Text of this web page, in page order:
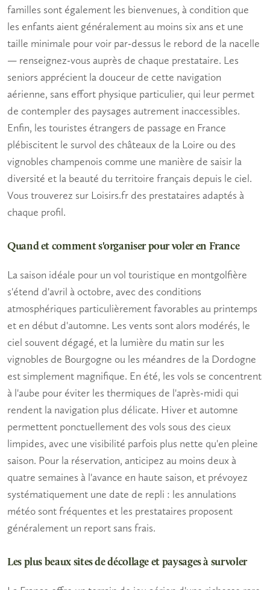
familles sont également les bienvenues, à condition que
les enfants aient généralement au moins six ans et une
taille minimale pour voir par-dessus le rebord de la nacelle
— renseignez-vous auprès de chaque prestataire. Les
seniors apprécient la douceur de cette navigation
aérienne, sans effort physique particulier, qui leur permet
de contempler des paysages autrement inaccessibles.
Enfin, les touristes étrangers de passage en France
plébiscitent le survol des châteaux de la Loire ou des
vignobles champenois comme une manière de saisir la
diversité et la beauté du territoire français depuis le ciel.
Vous trouverez sur Loisirs.fr des prestataires adaptés à
chaque profil.
Quand et comment s'organiser pour voler en France
La saison idéale pour un vol touristique en montgolfière
s'étend d'avril à octobre, avec des conditions
atmosphériques particulièrement favorables au printemps
et en début d'automne. Les vents sont alors modérés, le
ciel souvent dégagé, et la lumière du matin sur les
vignobles de Bourgogne ou les méandres de la Dordogne
est simplement magnifique. En été, les vols se concentrent
à l'aube pour éviter les thermiques de l'après-midi qui
rendent la navigation plus délicate. Hiver et automne
permettent ponctuellement des vols sous des cieux
limpides, avec une visibilité parfois plus nette qu'en pleine
saison. Pour la réservation, anticipez au moins deux à
quatre semaines à l'avance en haute saison, et prévoyez
systématiquement une date de repli : les annulations
météo sont fréquentes et les prestataires proposent
généralement un report sans frais.
Les plus beaux sites de décollage et paysages à survoler